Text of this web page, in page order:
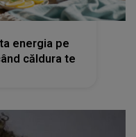
energia pe
căldura te